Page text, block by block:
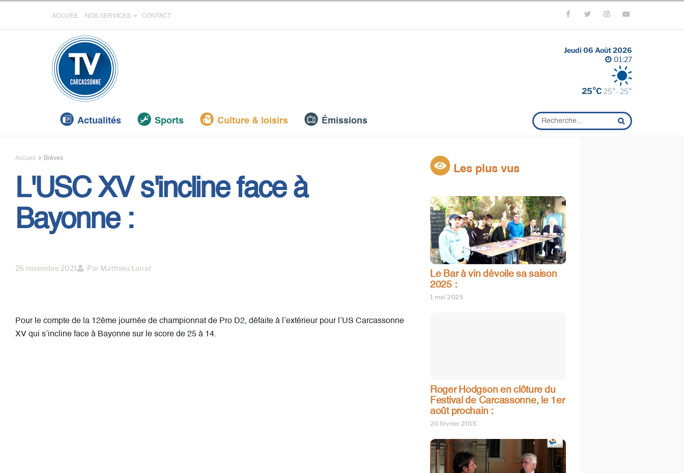
ACCUEIL NOS SERVICES CONTACT
Jeudi 06 Août 2026
01:27
25°C 25°- 25°
Actualités Sports Culture & loisirs Émissions
Accueil Brèves
L'USC XV s'incline face à
Bayonne :
26 novembre 2021 Par Matthieu Larrat
Pour le compte de la 12ème journée de championnat de Pro D2, défaite à l’extérieur pour l’US Carcassonne
XV qui s’incline face à Bayonne sur le score de 25 à 14.
Les plus vus
Le Bar à vin dévoile sa saison
2025 :
1 mai 2025
Roger Hodgson en clôture du
Festival de Carcassonne, le 1er
août prochain :
20 février 2015